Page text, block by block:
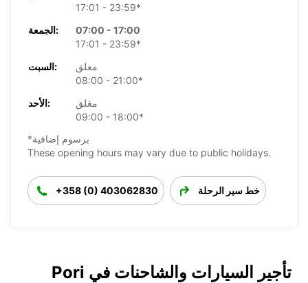
17:01 - 23:59*
الجمعة:
07:00 - 17:00
17:01 - 23:59*
السبت:
مغلق
08:00 - 21:00*
الأحد:
مغلق
09:00 - 18:00*
*برسوم إضافية
These opening hours may vary due to public holidays.
+358 (0) 403062830 خط سير الرحلة
تأجير السيارات والشاحنات في Pori